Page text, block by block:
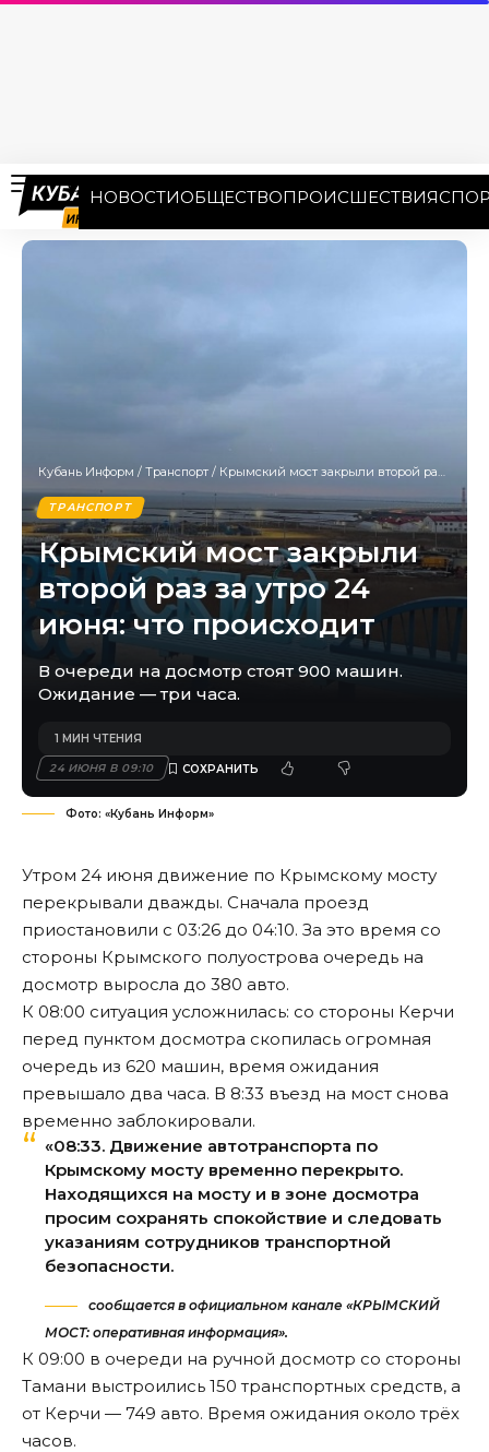
НОВОСТИОБЩЕСТВОПРОИСШЕСТВИЯ
Кубань Информ / Транспорт / Крымский мост закрыли второй раз за утро 24 июня: что происходит
ТРАНСПОРТ
Крымский мост закрыли
второй раз за утро 24
июня: что происходит
В очереди на досмотр стоят 900 машин.
Ожидание — три часа.
24 ИЮНЯ В 09:10
1 МИН ЧТЕНИЯ
Фото: «Кубань Информ»
Утром 24 июня движение по Крымскому мосту
перекрывали дважды. Сначала проезд
приостановили с 03:26 до 04:10. За это время со
стороны Крымского полуострова очередь на
досмотр выросла до 380 авто.
К 08:00 ситуация усложнилась: со стороны Керчи
перед пунктом досмотра скопилась огромная
очередь из 620 машин, время ожидания
превышало два часа. В 8:33 въезд на мост снова
временно заблокировали.
«08:33. Движение автотранспорта по
Крымскому мосту временно перекрыто.
Находящихся на мосту и в зоне досмотра
просим сохранять спокойствие и следовать
указаниям сотрудников транспортной
безопасности.
сообщается в официальном канале «КРЫМСКИЙ
МОСТ: оперативная информация».
К 09:00 в очереди на ручной досмотр со стороны
Тамани выстроились 150 транспортных средств, а
от Керчи — 749 авто. Время ожидания около трёх
часов.